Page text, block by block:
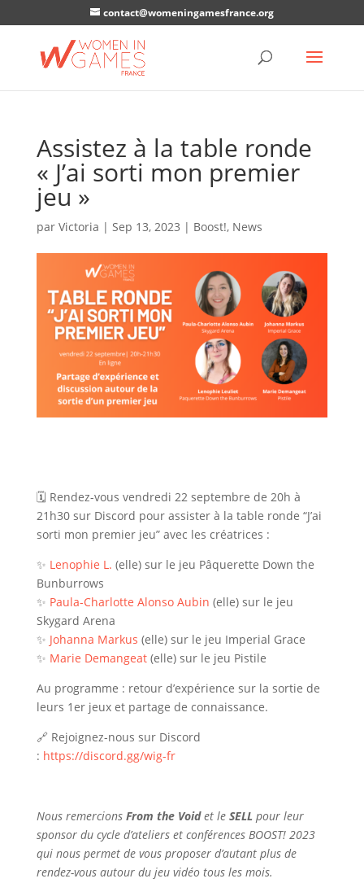
contact@womeningamesfrance.org
Assistez à la table ronde
« J’ai sorti mon premier
jeu »
par Victoria | Sep 13, 2023 | Boost!, News
🗓️ Rendez-vous vendredi 22 septembre de 20h à
21h30 sur Discord pour assister à la table ronde “J’ai
sorti mon premier jeu” avec les créatrices :
✨ Lenophie L. (elle) sur le jeu Pâquerette Down the
Bunburrows
✨ Paula-Charlotte Alonso Aubin (elle) sur le jeu
Skygard Arena
✨ Johanna Markus (elle) sur le jeu Imperial Grace
✨ Marie Demangeat(elle) sur le jeu Pistile
Au programme : retour d’expérience sur la sortie de
leurs 1er jeux et partage de connaissance.
🔗 Rejoignez-nous sur Discord
: https://discord.gg/wig-fr
Nous remercionsFrom the Voidet le SELL pour leur
sponsor du cycle d’ateliers et conférences BOOST! 2023
qui nous permet de vous proposer d’autant plus de
rendez-vous autour du jeu vidéo tous les mois.